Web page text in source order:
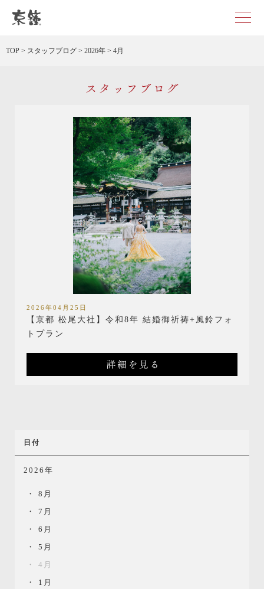
TOP > スタッフブログ > 2026年 > 4月
スタッフブログ
2026年04月25日
【京都 松尾大社】令和8年 結婚御祈祷+風鈴フォ
トプラン
日付
2026年
8月
7月
6月
5月
4月
1月